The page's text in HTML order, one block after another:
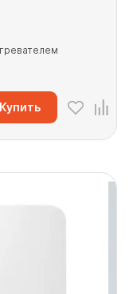
Купить